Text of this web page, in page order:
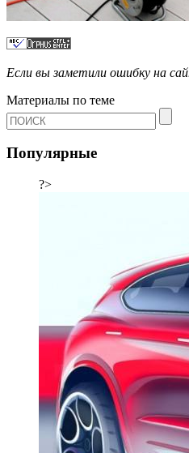
Если вы заметили ошибку на
Материалы по теме
Популярные
?>